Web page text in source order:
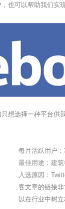
也可以帮助我们实
想选择一种平台供
每月活跃用户
最佳用途：建
入选原因：
客文章的链接
以在行业中树立